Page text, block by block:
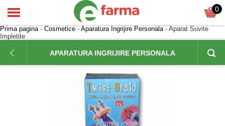
0
Prima pagina- Cosmetice - Aparatura Ingrijire Personala- Aparat Suvite
Impletite
APARATURA INGRIJIRE PERSONALA